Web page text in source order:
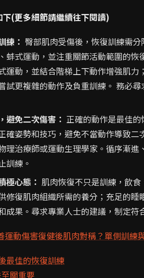
(更多細節請繼續往下閱讀)
練： 臀部肌肉受傷後，恢復訓練需
蚌式運動，並注重關節活動範圍的恢
運動，並結合階梯上下動作增強肌
試更複雜的動作及負重訓練。 務必
避免二次傷害： 正確的動作是最佳的
確姿勢和技巧，避免不當動作導致
理治療師或運動生理學家。循序漸
訓練。
極心態： 肌肉恢復不只是訓練，飲
修復肌肉組織所需的養分；充足的
成果。尋求專業人士的建議，制定符
運動傷害復健後肌肉對稱？單側訓練
最佳的恢復訓練
關重要